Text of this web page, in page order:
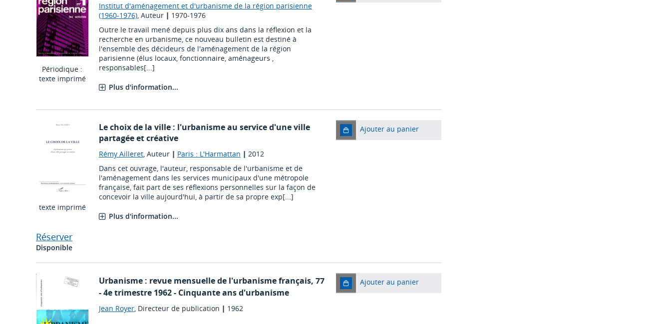
Périodique :
texte imprimé
Institut d'aménagement et d'urbanisme de la région parisienne
(1960-1976), Auteur | 1970-1976
Outre le travail mené depuis plus dix ans dans la réflexion et la
recherche en urbanisme, ce nouveau bulletin est destiné à
l'ensemble des décideurs de l'aménagement de la région
parisienne (élus locaux, fonctionnaire, aménageurs ,
responsables[...]
Plus d'information...
texte imprimé
Le choix de la ville : l'urbanisme au service d'une ville
partagée et créative
Rémy Ailleret, Auteur | Paris : L'Harmattan | 2012
Dans cet ouvrage, l'auteur, responsable de l'urbanisme et de
l'aménagement dans les services municipaux d'une métropole
française, fait part de ses réflexions personnelles sur la façon de
concevoir la ville aujourd'hui, à partir de sa propre exp[...]
Plus d'information...
Ajouter au panier
Réserver
Disponible
Urbanisme : revue mensuelle de l'urbanisme français, 77
- 4e trimestre 1962 - Cinquante ans d'urbanisme
Jean Royer, Directeur de publication | 1962
Ajouter au panier